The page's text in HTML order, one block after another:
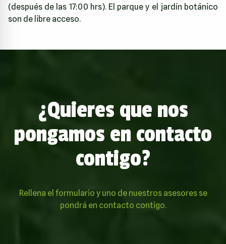
(después de las 17:00 hrs). El parque y el jardín botánico
son de libre acceso.
¿Quieres que nos
pongamos en contacto
contigo?
Rellena el formulario y uno de nuestros asesores se
pondrá en contacto contigo.